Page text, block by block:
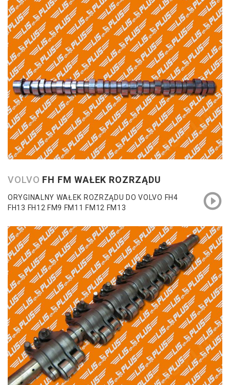
VOLVO FH FM WAŁEK ROZRZĄDU
ORYGINALNY WAŁEK ROZRZĄDU DO VOLVO FH4
FH13 FH12 FM9 FM11 FM12 FM13